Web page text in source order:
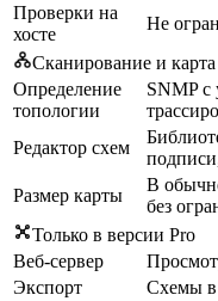
Проверки на
хосте
Не
Сканирование и карта
Определение
топологии
SNMP с
Редактор схем
Размер карты
В
без
Только в версии Pro
Веб-сервер
Экспорт
Схемы в